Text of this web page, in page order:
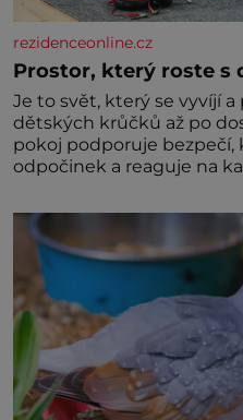
rezidenceonline.cz
Prostor, který roste s
Je to svět, který se vyvíjí
dětských krůčků až po
pokoj podporuje bezpečí,
odpočinek a reaguje na
jednoduchost, měkkost a
miminka měl působit
Předškolní věk je